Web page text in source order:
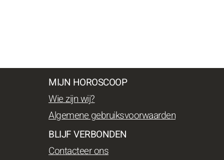
MIJN HOROSCOOP
Wie zijn wij?
Algemene gebruiksvoorwaarden
BLIJF VERBONDEN
Contacteer ons